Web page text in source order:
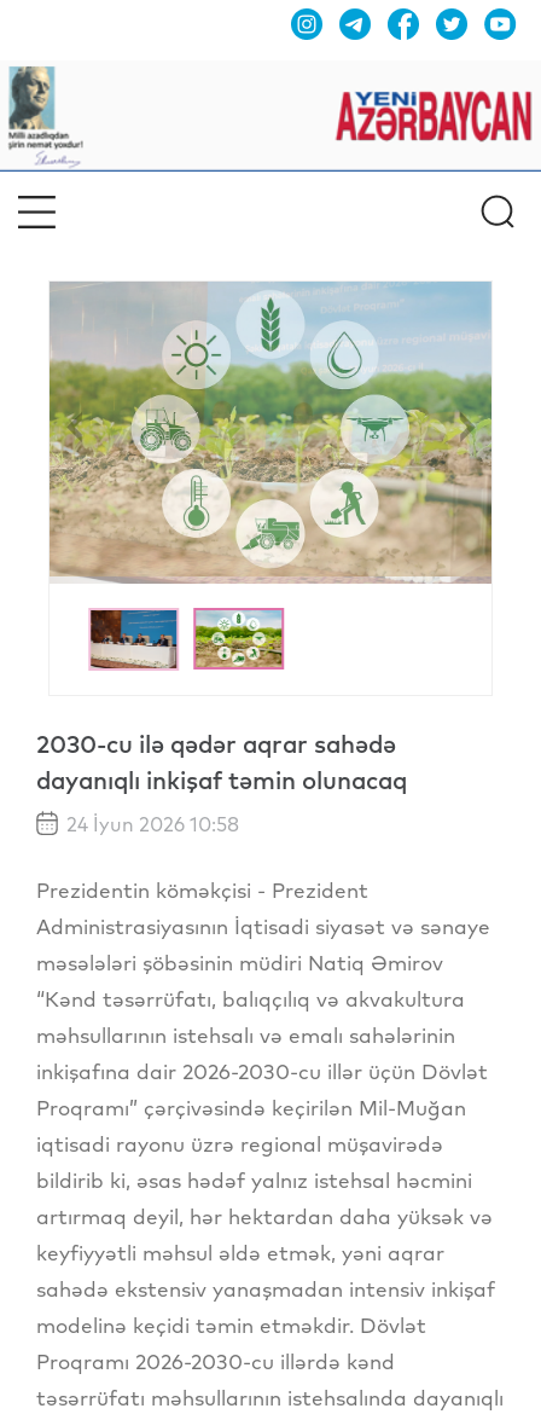
Previous
2030-cu ilə qədər aqrar sahədə
dayanıqlı inkişaf təmin olunacaq
24 İyun 2026 10:58
Prezidentin köməkçisi - Prezident
Administrasiyasının İqtisadi siyasət və sənaye
məsələləri şöbəsinin müdiri Natiq Əmirov
“Kənd təsərrüfatı, balıqçılıq və akvakultura
məhsullarının istehsalı və emalı sahələrinin
inkişafına dair 2026-2030-cu illər üçün Dövlət
Proqramı” çərçivəsində keçirilən Mil-Muğan
iqtisadi rayonu üzrə regional müşavirədə
bildirib ki, əsas hədəf yalnız istehsal həcmini
artırmaq deyil, hər hektardan daha yüksək və
keyfiyyətli məhsul əldə etmək, yəni aqrar
sahədə ekstensiv yanaşmadan intensiv inkişaf
modelinə keçidi təmin etməkdir. Dövlət
Proqramı 2026-2030-cu illərdə kənd
təsərrüfatı məhsullarının istehsalında dayanıqlı